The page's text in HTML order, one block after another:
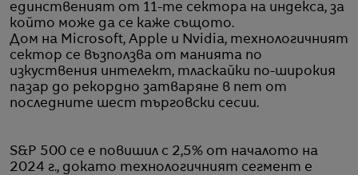
единственият от 11-те сектора на индекса, за
който може да се каже същото.
Дом на Microsoft, Apple и Nvidia, технологичният
сектор се възползва от манията по
изкуствения интелект, тласкайки по-широкия
пазар до рекордно затваряне в пет от
последните шест търговски сесии.
S&P 500 се е повишил с 2,5% от началото на
2024 г., докато технологичният сегмент е